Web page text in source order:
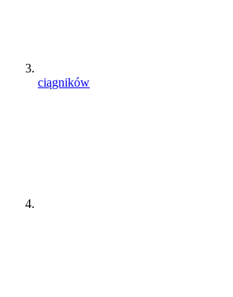
ciągników